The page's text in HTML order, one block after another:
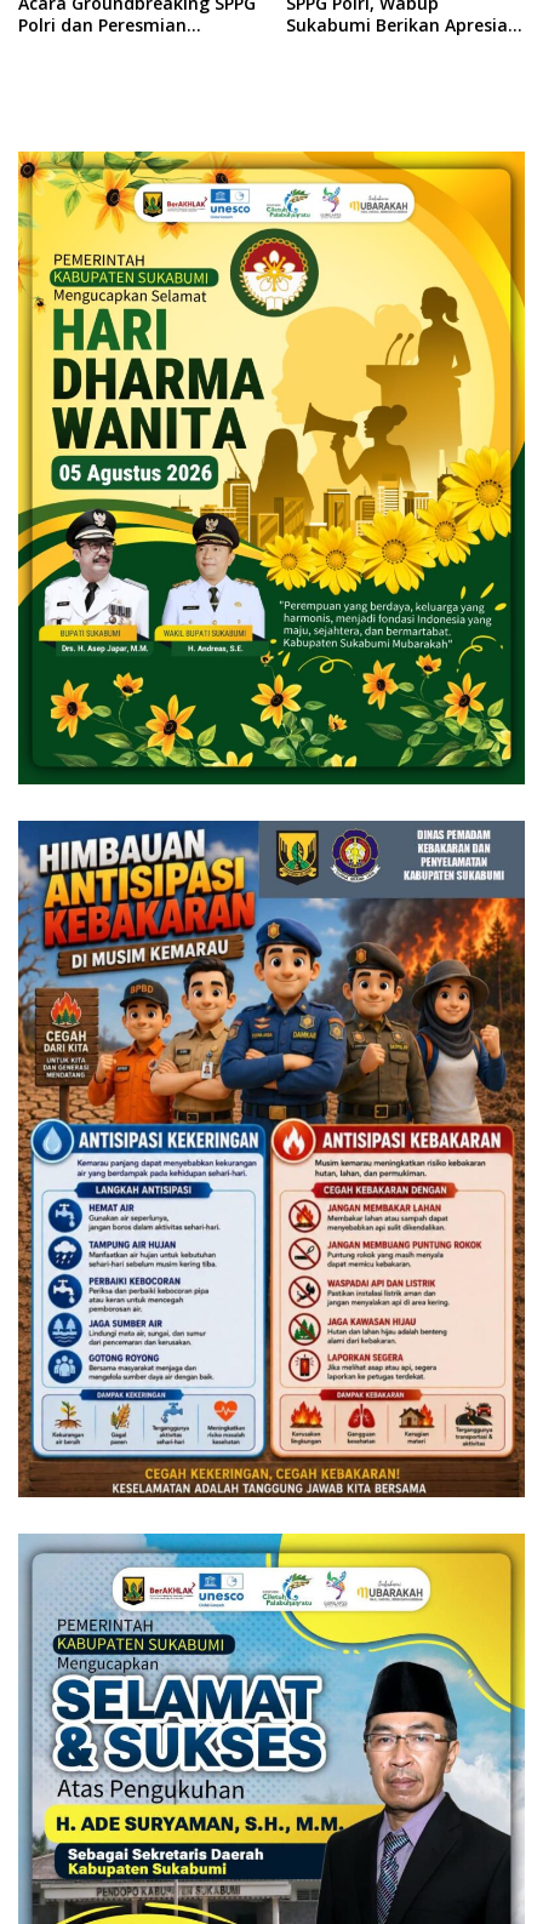
Polri dan Peresmian
Sukabumi Berikan Apresiasi